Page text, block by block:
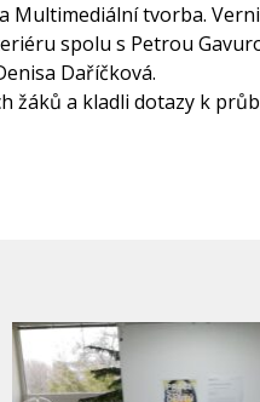
tvorba.
spolu s Petrou
Daříčková.
žáků a kladli dotazy k